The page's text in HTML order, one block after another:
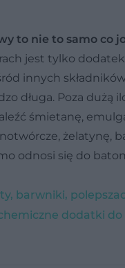
to nie to samo co
jest tylko
innych
długa. Poza dużą
śmietanę,
żelatynę,
odnosi się do
barwniki,
dodatki do